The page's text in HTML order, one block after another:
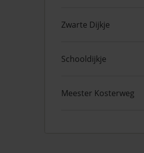
Zwarte Dijkje
Schooldijkje
Meester Kosterweg